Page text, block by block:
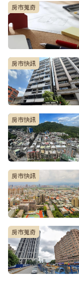
房市蒐奇
房市快訊
房市快訊
房市快訊
房市蒐奇